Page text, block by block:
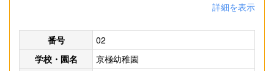
詳細を表示
番号
02
学校・園名
京極幼稚園